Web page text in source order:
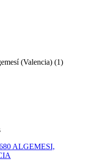
(Valencia) (1)
ALGEMESI,